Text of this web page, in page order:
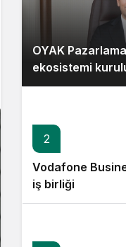
OYAK
ekosistemi
2
Vodafone
iş birliği